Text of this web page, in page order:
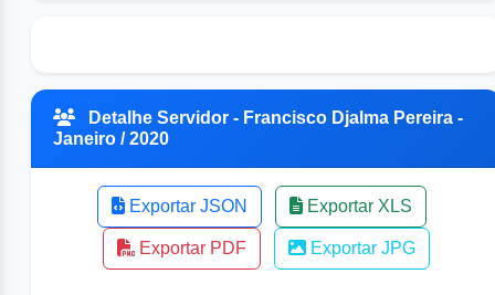
Detalhe Servidor - Francisco Djalma Pereira -
Janeiro / 2020
Exportar JSON Exportar XLS
Exportar PDF Exportar JPG